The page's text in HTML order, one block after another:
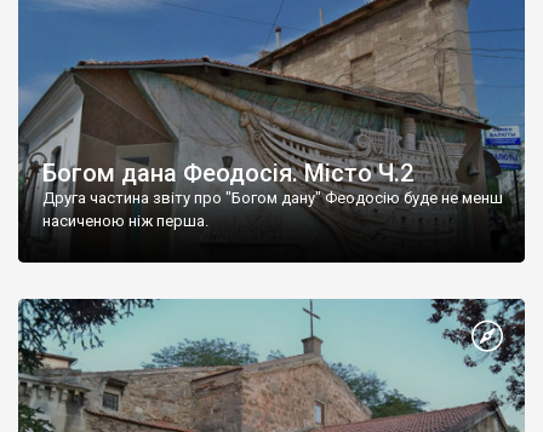
Богом дана Феодосія. Місто Ч.2
Друга частина звіту про "Богом дану" Феодосію буде не менш
насиченою ніж перша.